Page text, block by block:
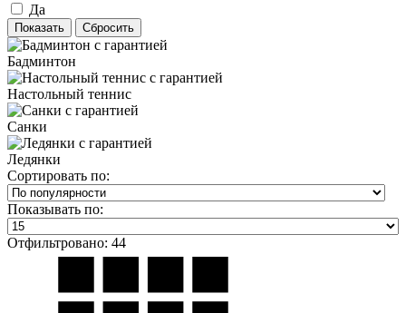
Да
Бадминтон
Настольный теннис
Санки
Ледянки
Сортировать по:
Показывать по:
Отфильтровано: 44